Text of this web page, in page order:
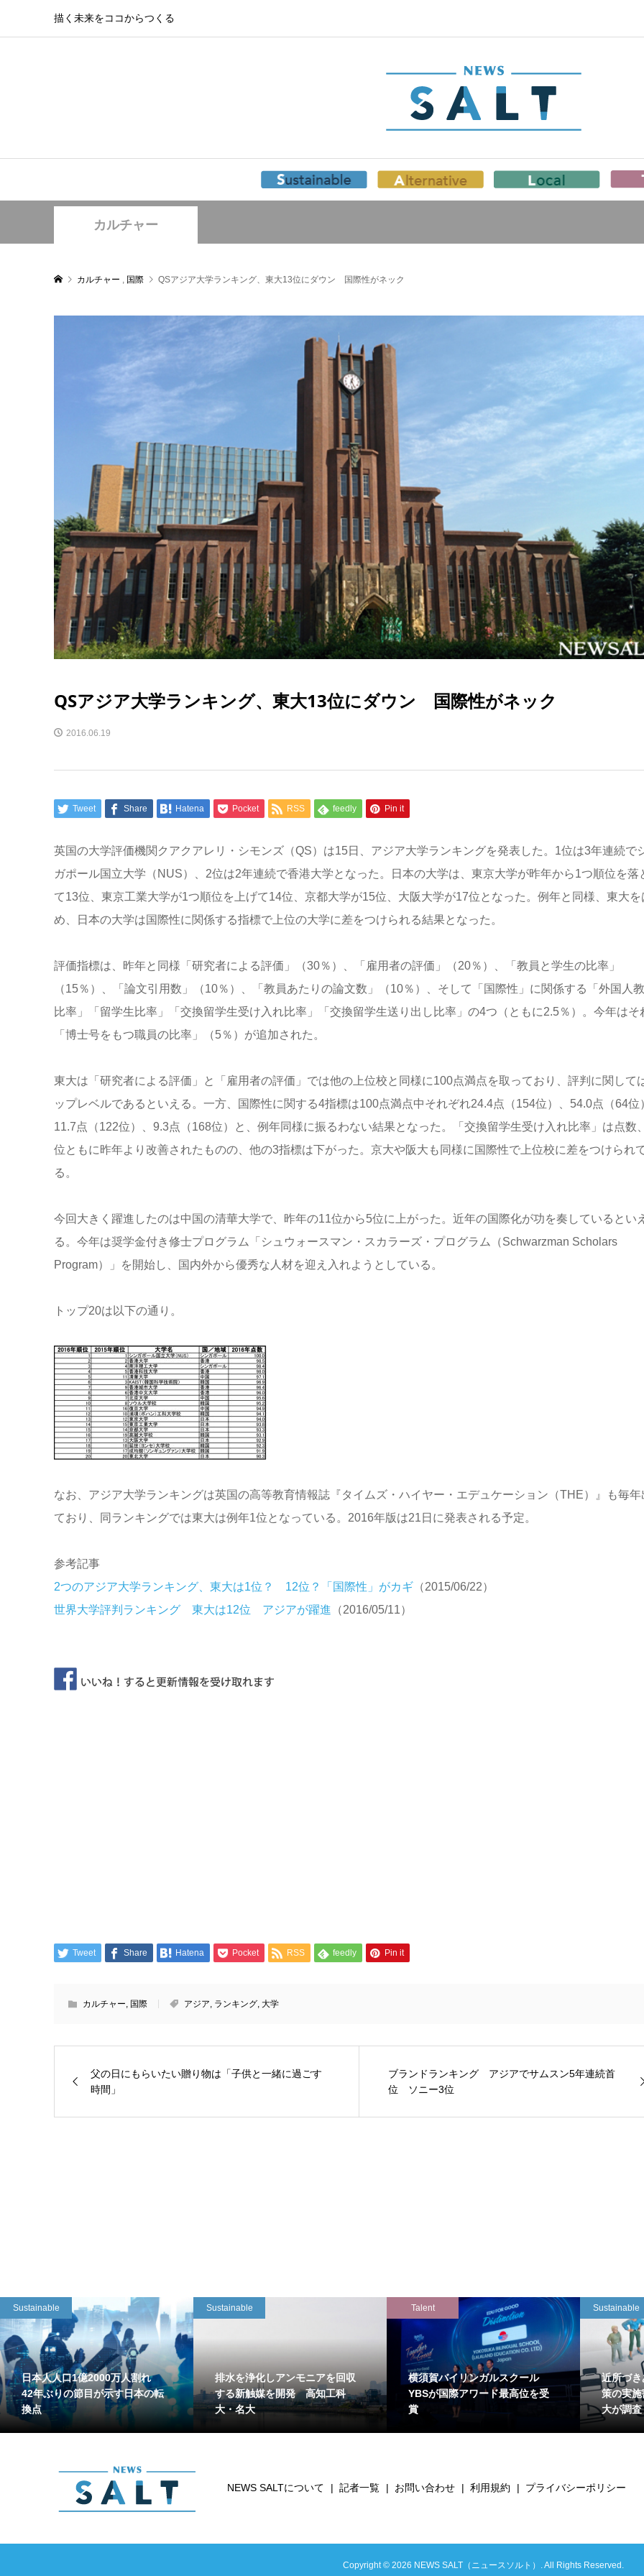
描く未来をココからつくる
カルチャー
カルチャー , 国際 QSアジア大学ランキング、東大13位にダウン 国際性がネック
QSアジア大学ランキング、東大13位にダウン 国際性がネック
2016.06.19
Tweet Share Hatena Pocket RSS feedly Pin it
英国の大学評価機関クアクアレリ・シモンズ（QS）は15日、アジア大学ランキングを発表した。1位は3年連続で
ガポール国立大学（NUS）、2位は2年連続で香港大学となった。日本の大学は、東京大学が昨年から1つ順位を落
て13位、東京工業大学が1つ順位を上げて14位、京都大学が15位、大阪大学が17位となった。例年と同様、東大を
め、日本の大学は国際性に関係する指標で上位の大学に差をつけられる結果となった。
評価指標は、昨年と同様「研究者による評価」（30％）、「雇用者の評価」（20％）、「教員と学生の比率」
（15％）、「論文引用数」（10％）、「教員あたりの論文数」（10％）、そして「国際性」に関係する「外国人
比率」「留学生比率」「交換留学生受け入れ比率」「交換留学生送り出し比率」の4つ（ともに2.5％）。今年はそ
「博士号をもつ職員の比率」（5％）が追加された。
東大は「研究者による評価」と「雇用者の評価」では他の上位校と同様に100点満点を取っており、評判に関して
ップレベルであるといえる。一方、国際性に関する4指標は100点満点中それぞれ24.4点（154位）、54.0点（64位
11.7点（122位）、9.3点（168位）と、例年同様に振るわない結果となった。「交換留学生受け入れ比率」は点数
位ともに昨年より改善されたものの、他の3指標は下がった。京大や阪大も同様に国際性で上位校に差をつけられ
る。
今回大きく躍進したのは中国の清華大学で、昨年の11位から5位に上がった。近年の国際化が功を奏しているとい
る。今年は奨学金付き修士プログラム「シュウォースマン・スカラーズ・プログラム（Schwarzman Scholars
Program）」を開始し、国内外から優秀な人材を迎え入れようとしている。
トップ20は以下の通り。
なお、アジア大学ランキングは英国の高等教育情報誌『タイムズ・ハイヤー・エデュケーション（THE）』も毎年
ており、同ランキングでは東大は例年1位となっている。2016年版は21日に発表される予定。
参考記事
2つのアジア大学ランキング、東大は1位？ 12位？「国際性」がカギ（2015/06/22）
世界大学評判ランキング 東大は12位 アジアが躍進 （2016/05/11）
Tweet Share Hatena Pocket RSS feedly Pin it
カルチャー, 国際 アジア, ランキング, 大学
父の日にもらいたい贈り物は「子供と一緒に過ごす
時間」
ブランドランキング アジアでサムスン5年連続首
位 ソニー3位
Sustainable
日本人人口1億2000万人割れ
42年ぶりの節目が示す日本の転
換点
Sustainable
排水を浄化しアンモニアを回収
する新触媒を開発 高知工科
大・名大
Talent
横須賀バイリンガルスクール
YBSが国際アワード最高位を受
賞
Sustainable
近所づ
策の実
大が調査
NEWS SALTについて 記者一覧 お問い合わせ 利用規約 プライバシーポリシー
Copyright ©2026 NEWS SALT（ニュースソルト）. All Rights Reserved.